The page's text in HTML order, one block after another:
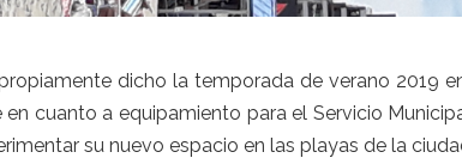
dicho la temporada de verano 2019
cuanto a equipamiento para el Servicio
su nuevo espacio en las playas de la